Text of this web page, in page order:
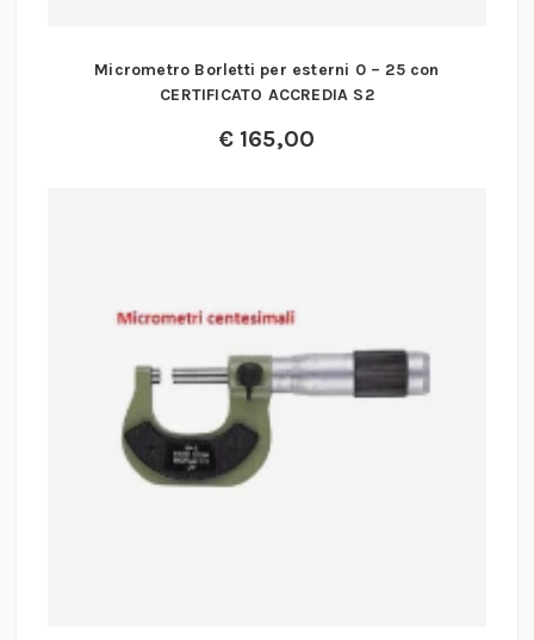
Micrometro Borletti per esterni 0 – 25 con
CERTIFICATO ACCREDIA S2
€165,00